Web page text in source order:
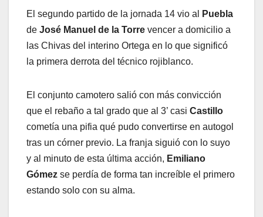
El segundo partido de la jornada 14 vio al
Puebla
de José Manuel de la Torre vencer a domicilio a
las Chivas del interino Ortega en lo que significó
la primera derrota del técnico rojiblanco.
El conjunto camotero salió con más convicción
que el rebaño a tal grado que al 3’ casi Castillo
cometía una pifia qué pudo convertirse en autogol
tras un córner previo. La franja siguió con lo suyo
y al minuto de esta última acción, Emiliano
Gómez se perdía de forma tan increíble el primero
estando solo con su alma.